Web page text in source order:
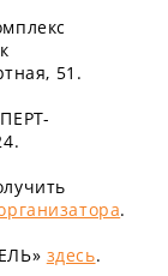
51.
.
здесь.